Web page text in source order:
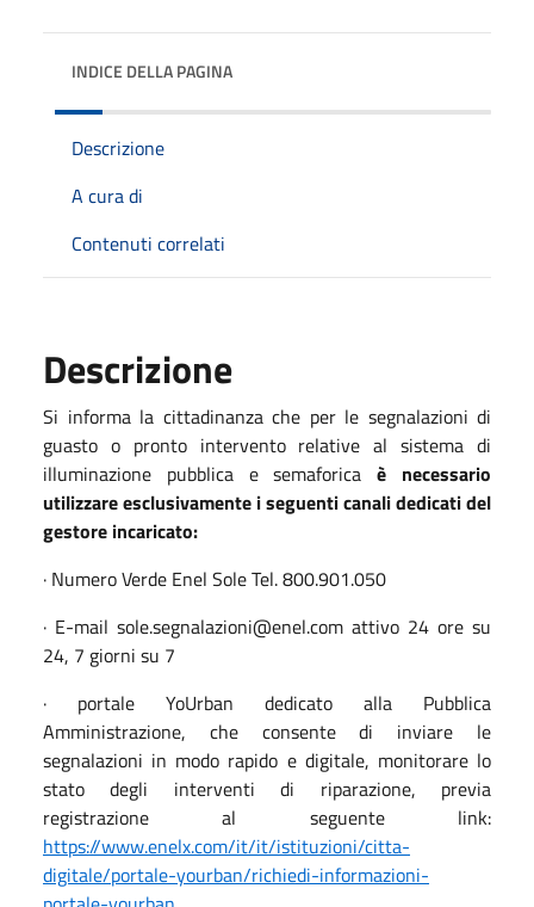
INDICE DELLA PAGINA
Descrizione
A cura di
Contenuti correlati
Descrizione
Si informa la cittadinanza che per le segnalazioni di
guasto o pronto intervento relative al sistema di
illuminazione pubblica e semaforicaè necessario
utilizzare esclusivamente i seguenti canali dedicati del
gestore incaricato:
· Numero Verde Enel Sole Tel. 800.901.050
· E-mail sole.segnalazioni@enel.com attivo 24 ore su
24, 7 giorni su 7
· portale YoUrban dedicato alla Pubblica
Amministrazione, che consente di inviare le
segnalazioni in modo rapido e digitale, monitorare lo
stato degli interventi di riparazione, previa
registrazione al seguente link:
https://www.enelx.com/it/it/istituzioni/citta-
digitale/portale-yourban/richiedi-informazioni-